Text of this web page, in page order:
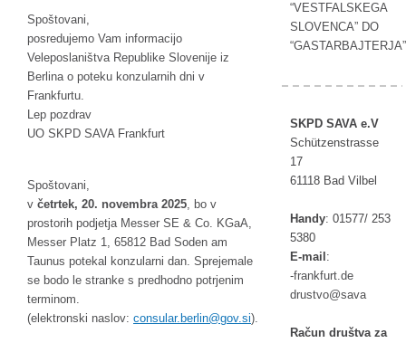
Spoštovani,
posredujemo Vam informacijo
Veleposlaništva Republike Slovenije iz
Berlina o poteku konzularnih dni v
Frankfurtu.
Lep pozdrav
UO SKPD SAVA Frankfurt
Spoštovani,
v četrtek, 20. novembra 2025, bo v
prostorih podjetja Messer SE & Co. KGaA,
Messer Platz 1, 65812 Bad Soden am
Taunus potekal konzularni dan. Sprejemale
se bodo le stranke s predhodno potrjenim
terminom.
(elektronski naslov:
is.vo
g@nil
reb.r
alusn
oc ).
“VESTFALSKEGA
SLOVENCA” DO
“GASTARBAJTERJA”
SKPD SAVA e.V
Schützenstrasse
17
61118 Bad Vilbel
Handy: 01577/ 253
5380
E-mail :
ed.tr
ufkna
rf-
av
as@ov
tsurd
Račun društva za